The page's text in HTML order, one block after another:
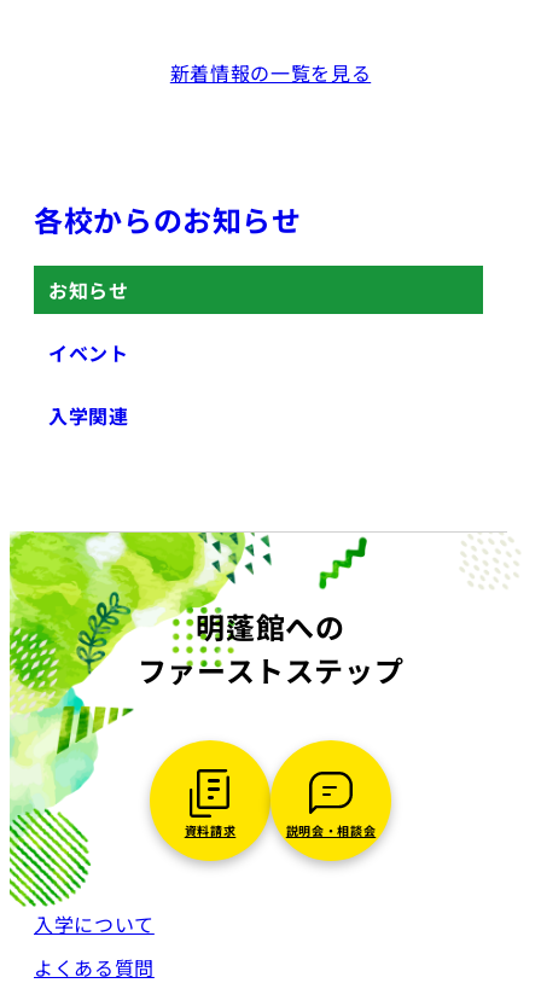
新着情報の一覧を見る
各校からのお知らせ
お知らせ
イベント
入学関連
明蓬館への
ファーストステップ
資料請求 説明会・相談会
入学について
よくある質問